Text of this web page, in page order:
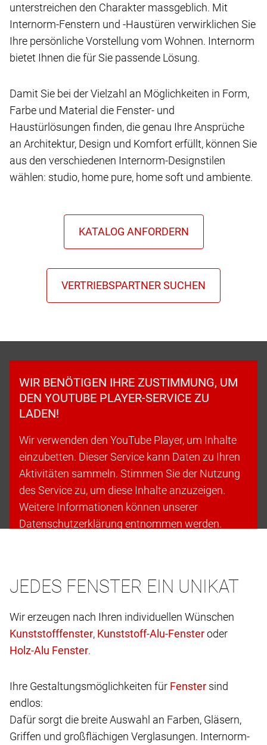
unterstreichen den Charakter massgeblich. Mit
Internorm-Fenstern und -Haustüren verwirklichen Sie
Ihre persönliche Vorstellung vom Wohnen. Internorm
bietet Ihnen die für Sie passende Lösung.
Damit Sie bei der Vielzahl an Möglichkeiten in Form,
Farbe und Material die Fenster- und
Haustürlösungen finden, die genau Ihre Ansprüche
an Architektur, Design und Komfort erfüllt, können Sie
aus den verschiedenen Internorm-Designstilen
wählen: studio, home pure, home soft und ambiente.
WIR BENÖTIGEN IHRE ZUSTIMMUNG, UM
DEN YOUTUBE PLAYER-SERVICE ZU
LADEN!
Wir verwenden den YouTube Player, um Inhalte
einzubetten. Dieser Service kann Daten zu Ihren
Aktivitäten sammeln. Stimmen Sie der Nutzung
des Service zu, um diese Inhalte anzuzeigen.
Weitere Informationen können unserer
Datenschutzerklärung entnommen werden.
JEDES FENSTER EIN UNIKAT
Wir erzeugen nach Ihren individuellen Wünschen
,
oder
.
Ihre Gestaltungsmöglichkeiten für
sind
endlos:
Dafür sorgt die breite Auswahl an Farben, Gläsern,
Griffen und großflächigen Verglasungen. Internorm-